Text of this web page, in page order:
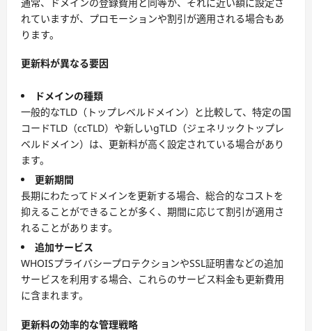
れていますが、プロモーションや割引が適用される場合もあ
ります。
更新料が異なる要因
ドメインの種類
一般的なTLD（トップレベルドメイン）と比較して、特定の国
コードTLD（ccTLD）や新しいgTLD（ジェネリックトップレ
ベルドメイン）は、更新料が高く設定されている場合があり
ます。
更新期間
長期にわたってドメインを更新する場合、総合的なコストを
抑えることができることが多く、期間に応じて割引が適用さ
れることがあります。
追加サービス
WHOISプライバシープロテクションやSSL証明書などの追加
サービスを利用する場合、これらのサービス料金も更新費用
に含まれます。
更新料の効率的な管理戦略